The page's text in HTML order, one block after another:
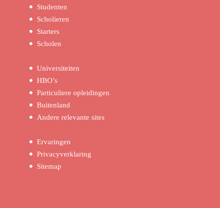
Studenten
Scholieren
Starters
Scholen
Universiteiten
HBO’s
Particuliere opleidingen
Buitenland
Andere relevante sites
Ervaringen
Privacyverklaring
Sitemap